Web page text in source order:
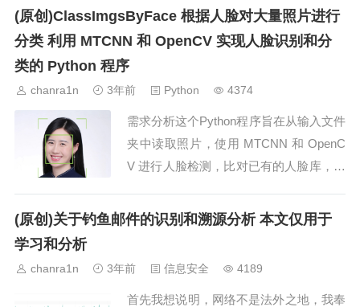
AG、DVP、HDMI座子及其电路等，并把
所有IO资源引出，方便开发者拓展使用，
非常适用于小型数字逻辑的设计和实验。
(原创)ClassImgsByFace 根据人脸对大量照片进行
分类 利用 MTCNN 和 OpenCV 实现人脸识别和分
类的 Python 程序
chanra1n 3年前 Python 4374
需求分析这个Python程序旨在从输入文件
夹中读取照片，使用 MTCNN 和 OpenC
V 进行人脸检测，比对已有的人脸库，并
文件夹中。同时，程序还会将检测到的人
和 OpenCV 进行人脸...
(原创)关于钓鱼邮件的识别和溯源分析 本文仅用于
学习和分析
chanra1n 3年前 信息安全 4189
首先我想说明，网络不是法外之地，我奉